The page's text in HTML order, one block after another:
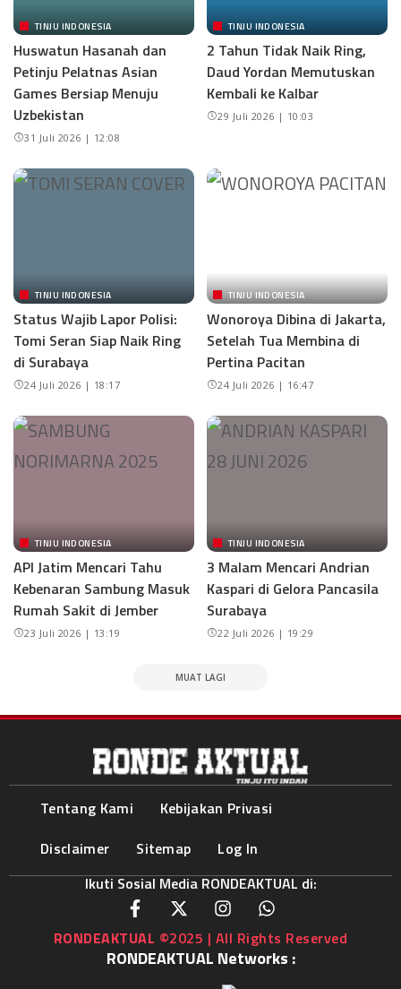
TINJU INDONESIA
Huswatun Hasanah dan
Petinju Pelatnas Asian
Games Bersiap Menuju
Uzbekistan
31 Juli 2026 | 12:08
TINJU INDONESIA
2 Tahun Tidak Naik Ring,
Daud Yordan Memutuskan
Kembali ke Kalbar
29 Juli 2026 | 10:03
TINJU INDONESIA
Status Wajib Lapor Polisi:
Tomi Seran Siap Naik Ring
di Surabaya
24 Juli 2026 | 18:17
TINJU INDONESIA
Wonoroya Dibina di Jakarta,
Setelah Tua Membina di
Pertina Pacitan
24 Juli 2026 | 16:47
TINJU INDONESIA
API Jatim Mencari Tahu
Kebenaran Sambung Masuk
Rumah Sakit di Jember
23 Juli 2026 | 13:19
TINJU INDONESIA
3 Malam Mencari Andrian
Kaspari di Gelora Pancasila
Surabaya
22 Juli 2026 | 19:29
MUAT LAGI
Tentang Kami
Kebijakan Privasi
Disclaimer
Sitemap
Log In
Ikuti Sosial Media RONDEAKTUAL di:
RONDEAKTUAL ©2025 | All Rights Reserved
RONDEAKTUAL Networks :